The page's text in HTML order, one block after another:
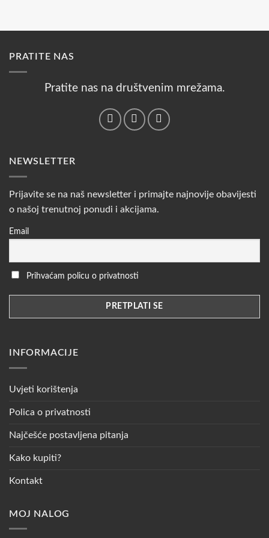
PRATITE NAS
Pratite nas na društvenim mrežama.
NEWSLETTER
Prijavite se na naš newsletter i primajte najnovije obavijesti
o našoj trenutnoj ponudi i akcijama.
Email
Prihvaćam policu o privatnosti
INFORMACIJE
Uvjeti korištenja
Polica o privatnosti
Najčešće postavljena pitanja
Kako kupiti?
Kontakt
MOJ NALOG